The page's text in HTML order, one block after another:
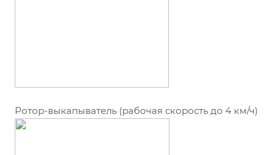
Ротор-выкапыватель (рабочая скорость до 4 км/ч)